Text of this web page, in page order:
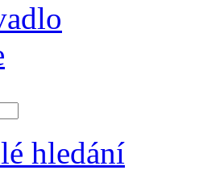
hledání